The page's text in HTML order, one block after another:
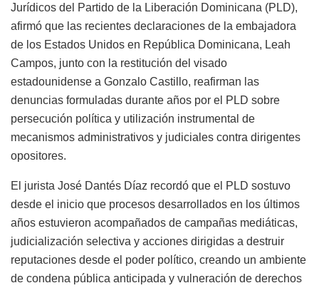
Jurídicos del Partido de la Liberación Dominicana (PLD),
afirmó que las recientes declaraciones de la embajadora
de los Estados Unidos en República Dominicana, Leah
Campos, junto con la restitución del visado
estadounidense a Gonzalo Castillo, reafirman las
denuncias formuladas durante años por el PLD sobre
persecución política y utilización instrumental de
mecanismos administrativos y judiciales contra dirigentes
opositores.
El jurista José Dantés Díaz recordó que el PLD sostuvo
desde el inicio que procesos desarrollados en los últimos
años estuvieron acompañados de campañas mediáticas,
judicialización selectiva y acciones dirigidas a destruir
reputaciones desde el poder político, creando un ambiente
de condena pública anticipada y vulneración de derechos